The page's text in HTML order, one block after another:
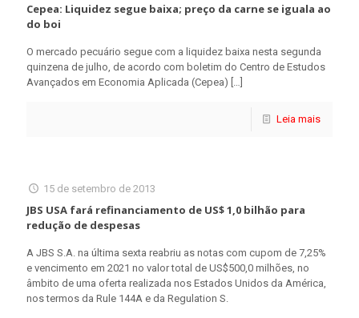
Cepea: Liquidez segue baixa; preço da carne se iguala ao
do boi
O mercado pecuário segue com a liquidez baixa nesta segunda
quinzena de julho, de acordo com boletim do Centro de Estudos
Avançados em Economia Aplicada (Cepea)
Leia mais
15 de setembro de 2013
JBS USA fará refinanciamento de US$ 1,0 bilhão para
redução de despesas
A JBS S.A. na última sexta reabriu as notas com cupom de 7,25%
e vencimento em 2021 no valor total de US$500,0 milhões, no
âmbito de uma oferta realizada nos Estados Unidos da América,
nos termos da Rule 144A e da Regulation S.